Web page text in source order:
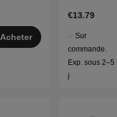
Acheter
€13.79
Sur
commande.
Exp. sous 2–5
j